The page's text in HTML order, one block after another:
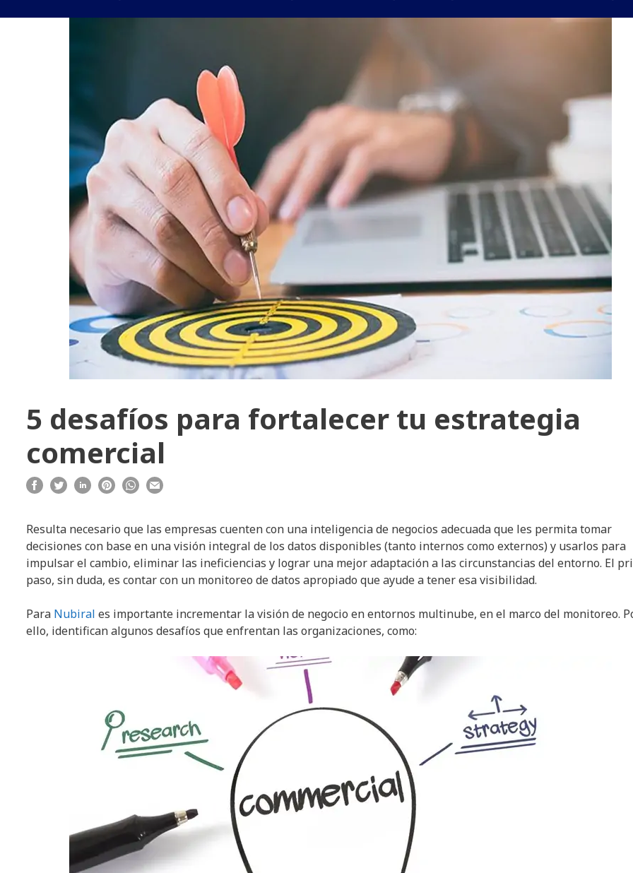
5 desafíos para fortalecer tu estrategia
comercial
Resulta necesario que las empresas cuenten con una inteligencia de negocios adecuada que les permita tomar
decisiones con base en una visión integral de los datos disponibles (tanto internos como externos) y usarlos para
impulsar el cambio, eliminar las ineficiencias y lograr una mejor adaptación a las circunstancias del entorno. El
paso, sin duda, es contar con un monitoreo de datos apropiado que ayude a tener esa visibilidad.
Para Nubiral es importante incrementar la visión de negocio en entornos multinube, en el marco del monitoreo.
ello, identifican algunos desafíos que enfrentan las organizaciones, como: